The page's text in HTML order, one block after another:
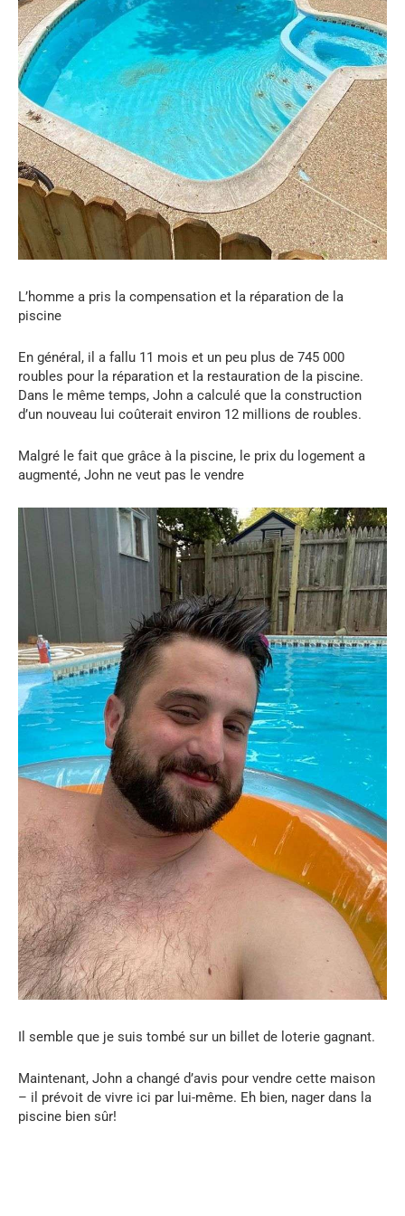
L’homme a pris la compensation et la réparation de la
piscine
En général, il a fallu 11 mois et un peu plus de 745 000
roubles pour la réparation et la restauration de la piscine.
Dans le même temps, John a calculé que la construction
d’un nouveau lui coûterait environ 12 millions de roubles.
Malgré le fait que grâce à la piscine, le prix du logement a
augmenté, John ne veut pas le vendre
Il semble que je suis tombé sur un billet de loterie gagnant.
Maintenant, John a changé d’avis pour vendre cette maison
– il prévoit de vivre ici par lui-même. Eh bien, nager dans la
piscine bien sûr!